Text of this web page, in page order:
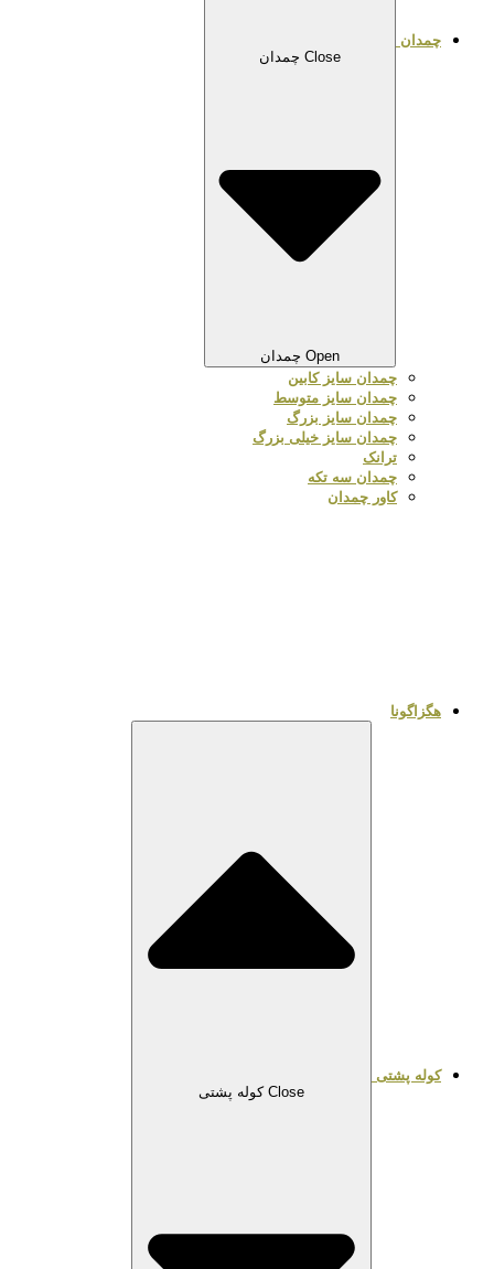
چمدان
Close چمدان
Open چمدان
چمدان سایز کابین
چمدان سایز متوسط
چمدان سایز بزرگ
چمدان سایز خیلی بزرگ
ترانک
چمدان سه تکه
کاور چمدان
هگزاگونا
کوله پشتی
Close کوله پشتی